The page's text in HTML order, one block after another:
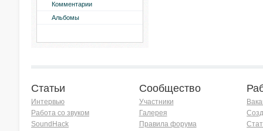
Комментарии
Альбомы
Статьи
Интервью
Работа со звуком
SoundHack
Сообщество
Участники
Галерея
Правила форума